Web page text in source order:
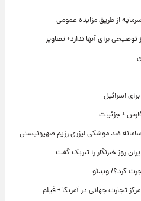
از طریق مزایده عمومی
اسرائیل
+ جزئیات
ضد موشکی لیزری رژیم صهیونیستی
روز خبرنگار را تبریک گفت
کرد؟/ ویدئو
تجارت جهانی در آمریکا + فیلم